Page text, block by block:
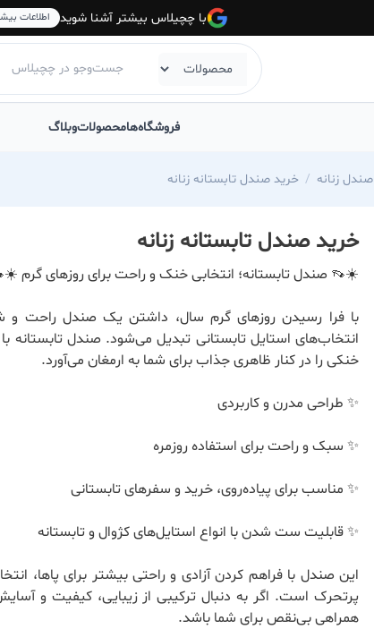
با چچیلاس بیشتر آشنا شوید اطلاعات
فروشگاه‌هامحصولاتوبلاگ
صندل زنانه خرید صندل تابستانه زنانه
خرید صندل تابستانه زنانه
☀️👡 صندل تابستانه؛ انتخابی خنک و راحت برای روزهای گرم
با فرا رسیدن روزهای گرم سال، داشتن یک صندل راحت و
انتخاب‌های استایل تابستانی تبدیل می‌شود. صندل تابستانه
خنکی را در کنار ظاهری جذاب برای شما به ارمغان می‌آورد.
✨ طراحی مدرن و کاربردی
✨ سبک و راحت برای استفاده روزمره
✨ مناسب برای پیاده‌روی، خرید و سفرهای تابستانی
✨ قابلیت ست شدن با انواع استایل‌های کژوال و تابستانه
این صندل با فراهم کردن آزادی و راحتی بیشتر برای پاها،
پرتحرک است. اگر به دنبال ترکیبی از زیبایی، کیفیت و
همراهی بی‌نقص برای شما باشد.